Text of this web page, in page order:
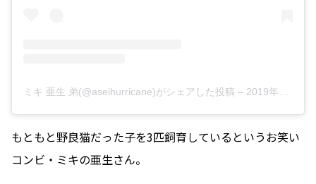
ミキ 亜生 弟(@aseihurricane)がシェアした投稿 – 2019年11月月22日午前5時16分PST
もともと野良猫だった子を3匹飼育しているというお笑い
コンビ・ミキの亜生さん。